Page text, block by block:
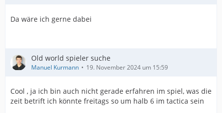
Da wäre ich gerne dabei
Old world spieler suche
Manuel Kurmann 19. November 2024 um 15:59
Cool , ja ich bin auch nicht gerade erfahren im spiel, was die
zeit betrift ich könnte freitags so um halb 6 im tactica sein